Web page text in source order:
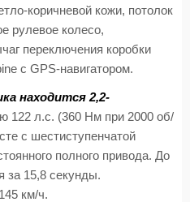
коричневой кожи, потолок
рулевое колесо,
переключения коробки
с GPS-навигатором.
находится 2,2-
122 л.с. (360 Нм при 2000 об/
с шестиступенчатой
полного привода. До
за 15,8 секунды.
км/ч.